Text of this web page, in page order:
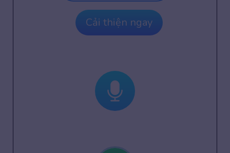
Cải thiện ngay